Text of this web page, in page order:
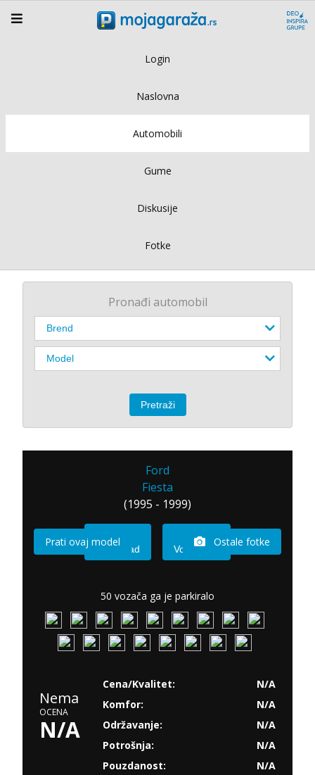
Login
Naslovna
Automobili
Gume
Diskusije
Fotke
Pronađi automobil
Ford
Fiesta
(1995 - 1999)
Imam sad Vozio sam
Prati ovaj model Ostale fotke
50 vozača ga je parkiralo
Nema
OCENA
N/A
Cena/Kvalitet:
N/A
Komfor:
N/A
Održavanje:
N/A
Potrošnja:
N/A
Pouzdanost:
N/A